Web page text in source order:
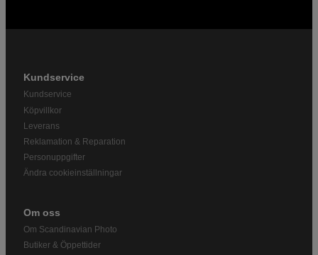
Kundservice
Kundservice
Köpvillkor
Leverans
Reklamation & Reparation
Personuppgifter
Ändra cookieinställningar
Om oss
Om Scandinavian Photo
Butiker & Öppettider